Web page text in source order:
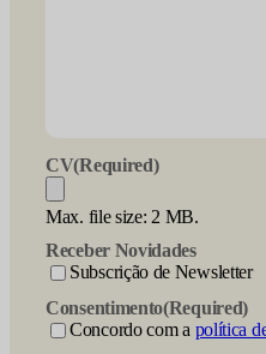
CV(Required)
Max. file size: 2 MB.
Receber Novidades
Subscrição de Newsletter
Consentimento(Required)
Concordo com a política